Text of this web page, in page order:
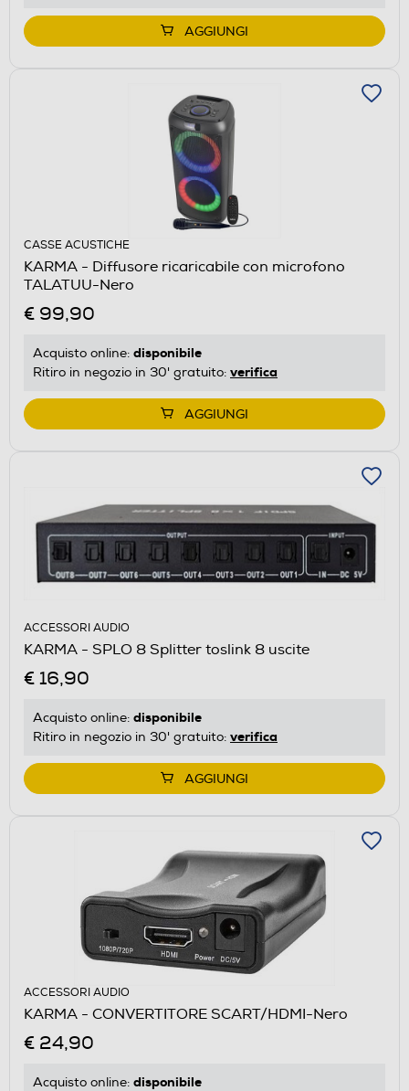
AGGIUNGI
CASSE ACUSTICHE
KARMA - Diffusore ricaricabile con microfono
TALATUU-Nero
€ 99,90
Acquisto online: disponibile
Ritiro in negozio in 30' gratuito: verifica
AGGIUNGI
ACCESSORI AUDIO
KARMA - SPLO 8 Splitter toslink 8 uscite
€ 16,90
Acquisto online: disponibile
Ritiro in negozio in 30' gratuito: verifica
AGGIUNGI
ACCESSORI AUDIO
KARMA - CONVERTITORE SCART/HDMI-Nero
€ 24,90
Acquisto online: disponibile